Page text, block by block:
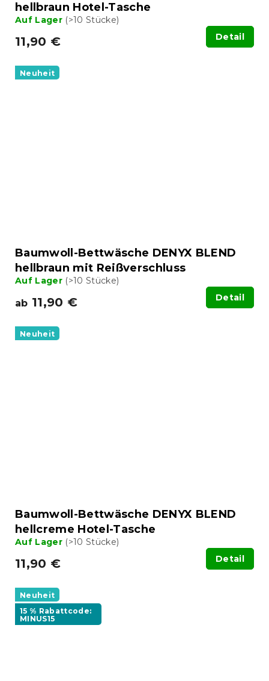
hellbraun Hotel-Tasche
Auf Lager (>10 Stücke)
11,90 € Detail
Neuheit
Baumwoll-Bettwäsche DENYX BLEND
hellbraun mit Reißverschluss
Auf Lager (>10 Stücke)
ab 11,90 € Detail
Neuheit
Baumwoll-Bettwäsche DENYX BLEND
hellcreme Hotel-Tasche
Auf Lager (>10 Stücke)
11,90 € Detail
Neuheit
15 % Rabattcode:
MINUS15